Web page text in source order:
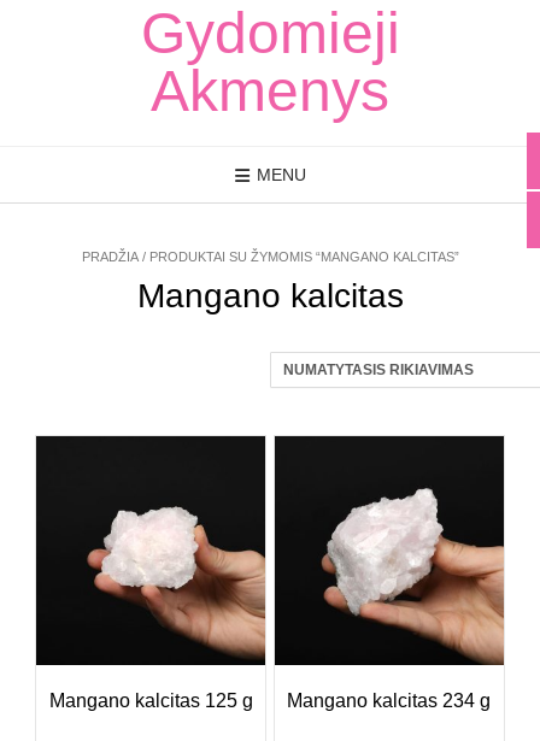
Gydomieji
Akmenys
MENU
PRADŽIA/ PRODUKTAI SU ŽYMOMIS “MANGANO KALCITAS”
Mangano kalcitas
Mangano kalcitas 125 g Mangano kalcitas 234 g